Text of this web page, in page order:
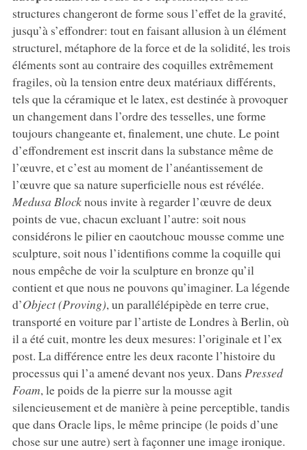
structures changeront de forme sous l’effet de la gravité,
jusqu’à s’effondrer: tout en faisant allusion à un élément
structurel, métaphore de la force et de la solidité, les trois
éléments sont au contraire des coquilles extrêmement
fragiles, où la tension entre deux matériaux différents,
tels que la céramique et le latex, est destinée à provoquer
un changement dans l’ordre des tesselles, une forme
toujours changeante et, finalement, une chute. Le point
d’effondrement est inscrit dans la substance même de
l’œuvre, et c’est au moment de l’anéantissement de
l’œuvre que sa nature superficielle nous est révélée.
Medusa Blocknous invite à regarder l’œuvre de deux
points de vue, chacun excluant l’autre: soit nous
considérons le pilier en caoutchouc mousse comme une
sculpture, soit nous l’identifions comme la coquille qui
nous empêche de voir la sculpture en bronze qu’il
contient et que nous ne pouvons qu’imaginer. La légende
d’Object (Proving), un parallélépipède en terre crue,
transporté en voiture par l’artiste de Londres à Berlin, où
il a été cuit, montre les deux mesures: l’originale et l’ex
post. La différence entre les deux raconte l’histoire du
processus qui l’a amené devant nos yeux. Dans Pressed
Foam, le poids de la pierre sur la mousse agit
silencieusement et de manière à peine perceptible, tandis
que dans Oracle lips, le même principe (le poids d’une
chose sur une autre) sert à façonner une image ironique.